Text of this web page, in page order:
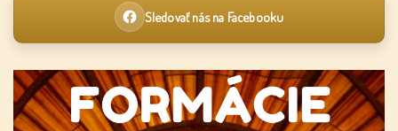
Sledovať nás na Facebooku